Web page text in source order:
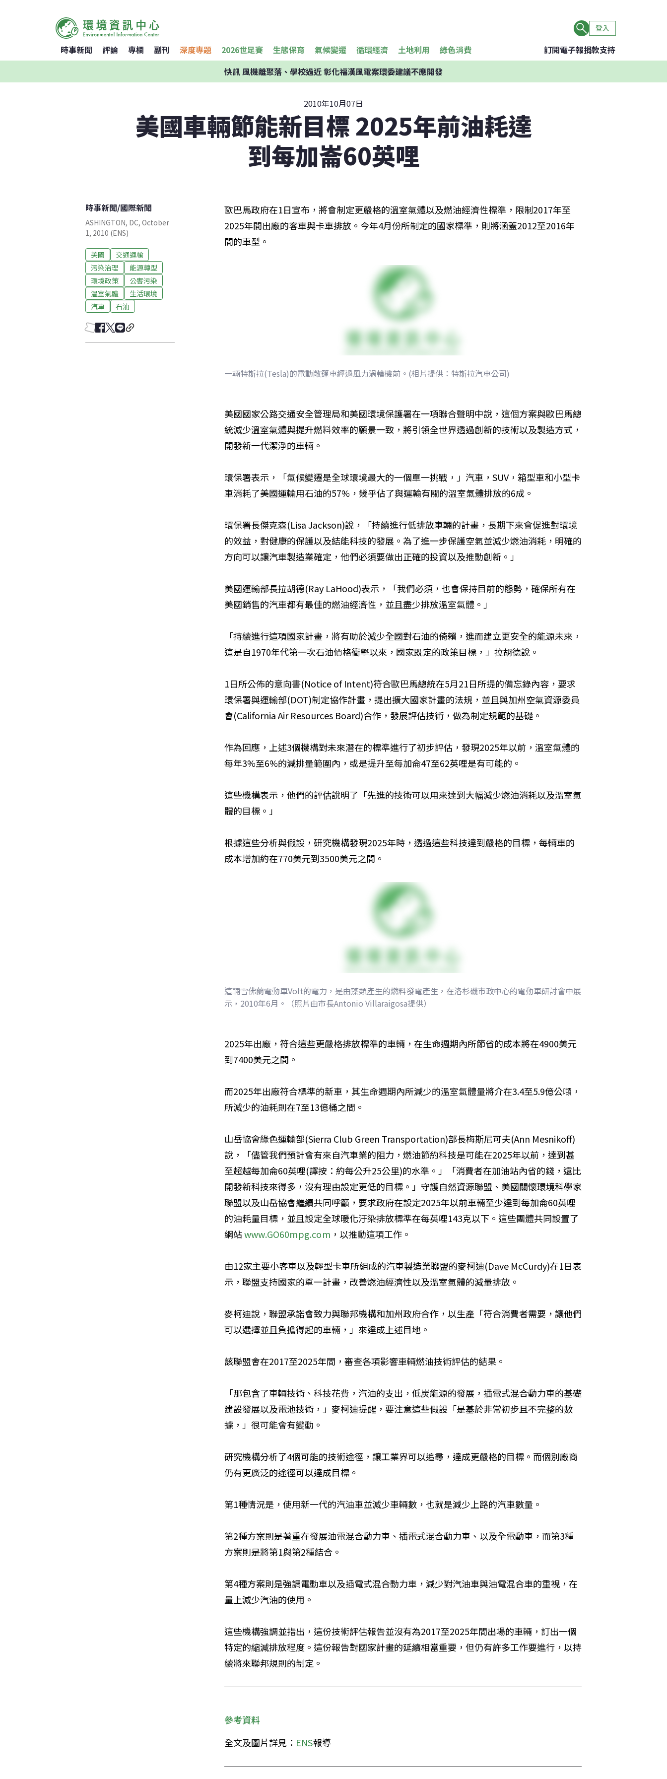
登入
時事新聞 評論 專欄 副刊 深度專題 2026世足賽 生態保育 氣候變遷 循環經濟 土地利用 綠色消費 訂閱電子報捐款支持
快訊風機離聚落、學校過近 彰化福漢風電案環委建議不應開發
2010年10月07日
美國車輛節能新目標 2025年前油耗達
到每加崙60英哩
時事新聞/國際新聞
ASHINGTON, DC, October
1, 2010 (ENS)
美國
交通運輸
污染治理
能源轉型
環境政策
公害污染
溫室氣體
生活環境
汽車
石油
歐巴馬政府在1日宣布，將會制定更嚴格的溫室氣體以及燃油經濟性標準，限制2017年至
2025年間出廠的客車與卡車排放。今年4月份所制定的國家標準，則將涵蓋2012至2016年
間的車型。
一輛特斯拉(Tesla)的電動敞篷車經過風力渦輪機前。(相片提供：特斯拉汽車公司)
美國國家公路交通安全管理局和美國環境保護署在一項聯合聲明中說，這個方案與歐巴馬總
統減少溫室氣體與提升燃料效率的願景一致，將引領全世界透過創新的技術以及製造方式，
開發新一代潔淨的車輛。
環保署表示，「氣候變遷是全球環境最大的一個單一挑戰，」汽車，SUV，箱型車和小型卡
車消耗了美國運輸用石油的57%，幾乎佔了與運輸有關的溫室氣體排放的6成。
環保署長傑克森(Lisa Jackson)說，「持續進行低排放車輛的計畫，長期下來會促進對環境
的效益，對健康的保護以及結能科技的發展。為了進一步保護空氣並減少燃油消耗，明確的
方向可以讓汽車製造業確定，他們必須要做出正確的投資以及推動創新。」
美國運輸部長拉胡德(Ray LaHood)表示，「我們必須，也會保持目前的態勢，確保所有在
美國銷售的汽車都有最佳的燃油經濟性，並且盡少排放溫室氣體。」
「持續進行這項國家計畫，將有助於減少全國對石油的倚賴，進而建立更安全的能源未來，
這是自1970年代第一次石油價格衝擊以來，國家既定的政策目標，」拉胡德說。
1日所公佈的意向書(Notice of Intent)符合歐巴馬總統在5月21日所提的備忘錄內容，要求
環保署與運輸部(DOT)制定協作計畫，提出擴大國家計畫的法規，並且與加州空氣資源委員
會(California Air Resources Board)合作，發展評估技術，做為制定規範的基礎。
作為回應，上述3個機構對未來潛在的標準進行了初步評估，發現2025年以前，溫室氣體的
每年3%至6%的減排量範圍內，或是提升至每加侖47至62英哩是有可能的。
這些機構表示，他們的評估說明了「先進的技術可以用來達到大幅減少燃油消耗以及溫室氣
體的目標。」
根據這些分析與假設，研究機構發現2025年時，透過這些科技達到嚴格的目標，每輛車的
成本增加約在770美元到3500美元之間。
這輛雪佛蘭電動車Volt的電力，是由藻類產生的燃料發電產生，在洛杉磯市政中心的電動車研討會中展
示，2010年6月。（照片由市長Antonio Villaraigosa提供）
2025年出廠，符合這些更嚴格排放標準的車輛，在生命週期內所節省的成本將在4900美元
到7400美元之間。
而2025年出廠符合標準的新車，其生命週期內所減少的溫室氣體量將介在3.4至5.9億公噸，
所減少的油耗則在7至13億桶之間。
山岳協會綠色運輸部(Sierra Club Green Transportation)部長梅斯尼可夫(Ann Mesnikoff)
說，「儘管我們預計會有來自汽車業的阻力，燃油節約科技是可能在2025年以前，達到甚
至超越每加侖60英哩(譯按：約每公升25公里)的水準。」「消費者在加油站內省的錢，遠比
開發新科技來得多，沒有理由設定更低的目標。」守護自然資源聯盟、美國關懷環境科學家
聯盟以及山岳協會繼續共同呼籲，要求政府在設定2025年以前車輛至少達到每加侖60英哩
的油耗量目標，並且設定全球暖化汙染排放標準在每英哩143克以下。這些團體共同設置了
網站 www.GO60mpg.com ，以推動這項工作。
由12家主要小客車以及輕型卡車所組成的汽車製造業聯盟的麥柯迪(Dave McCurdy)在1日表
示，聯盟支持國家的單一計畫，改善燃油經濟性以及溫室氣體的減量排放。
麥柯迪說，聯盟承諾會致力與聯邦機構和加州政府合作，以生產「符合消費者需要，讓他們
可以選擇並且負擔得起的車輛，」來達成上述目地。
該聯盟會在2017至2025年間，審查各項影響車輛燃油技術評估的結果。
「那包含了車輛技術、科技花費，汽油的支出，低炭能源的發展，插電式混合動力車的基礎
建設發展以及電池技術，」麥柯迪提醒，要注意這些假設「是基於非常初步且不完整的數
據，」很可能會有變動。
研究機構分析了4個可能的技術途徑，讓工業界可以追尋，達成更嚴格的目標。而個別廠商
仍有更廣泛的途徑可以達成目標。
第1種情況是，使用新一代的汽油車並減少車輛數，也就是減少上路的汽車數量。
第2種方案則是著重在發展油電混合動力車、插電式混合動力車、以及全電動車，而第3種
方案則是將第1與第2種結合。
第4種方案則是強調電動車以及插電式混合動力車，減少對汽油車與油電混合車的重視，在
量上減少汽油的使用。
這些機構強調並指出，這份技術評估報告並沒有為2017至2025年間出場的車輛，訂出一個
特定的縮減排放程度。這份報告對國家計畫的延續相當重要，但仍有許多工作要進行，以持
續將來聯邦規則的制定。
參考資料
全文及圖片詳見： ENS報導